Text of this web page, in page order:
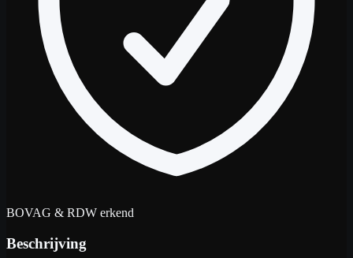
BOVAG & RDW erkend
Beschrijving